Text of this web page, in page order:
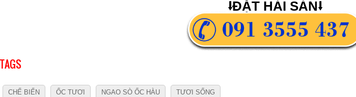
⭣ĐẶT HẢI SẢN⭣
TAGS
CHẾ BIẾN ỐC TƯƠI NGAO SÒ ỐC HÀU TƯƠI SỐNG